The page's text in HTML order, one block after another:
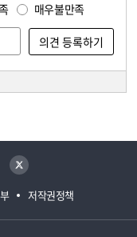
매우불만족
저작권정책
트위터